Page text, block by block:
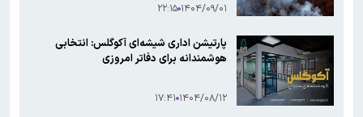
۱۴۰۴/۰۹/۰۱ ۲۲:۱۵
پارتیشن اداری شیشه‌ای آکوگلس: انتخابی
هوشمندانه برای دفاتر امروزی
۱۴۰۴/۰۸/۱۲ ۱۷:۴۱